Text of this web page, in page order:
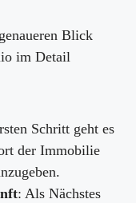
Blick
im Detail
Schritt geht es
der Immobilie
: Als Nächstes